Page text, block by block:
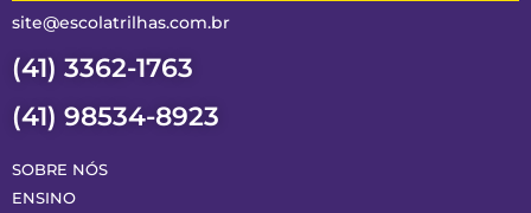
site@escolatrilhas.com.br
(41) 3362-1763
(41) 98534-8923
SOBRE NÓS
ENSINO